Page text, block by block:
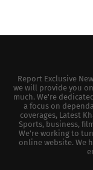
Report Exclusive
we will provide you
much. We're
a focus on
coverages, Latest
Sports, business,
We're working to
online website. We